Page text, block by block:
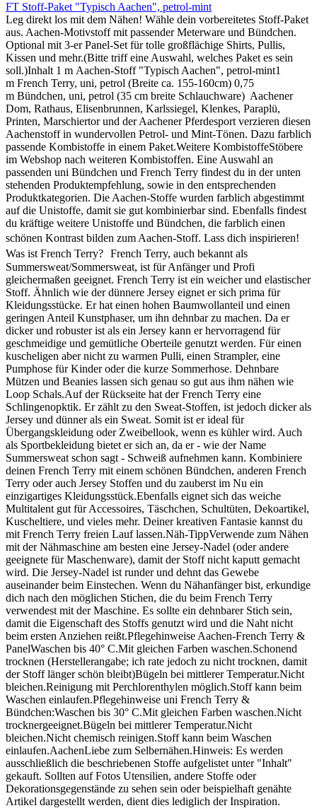
FT Stoff-Paket "Typisch Aachen", petrol-mint
Leg direkt los mit dem Nähen! Wähle dein vorbereitetes Stoff-Paket
aus. Aachen-Motivstoff mit passender Meterware und Bündchen.
Optional mit 3-er Panel-Set für tolle großflächige Shirts, Pullis,
Kissen und mehr.(Bitte triff eine Auswahl, welches Paket es sein
soll.)Inhalt 1 m Aachen-Stoff "Typisch Aachen", petrol-mint1
m French Terry, uni, petrol (Breite ca. 155-160cm) 0,75
m Bündchen, uni, petrol (35 cm breite Schlauchware) Aachener
Dom, Rathaus, Elisenbrunnen, Karlssiegel, Klenkes, Paraplü,
Printen, Marschiertor und der Aachener Pferdesport verzieren diesen
Aachenstoff in wundervollen Petrol- und Mint-Tönen. Dazu farblich
passende Kombistoffe in einem Paket.Weitere KombistoffeStöbere
im Webshop nach weiteren Kombistoffen. Eine Auswahl an
passenden uni Bündchen und French Terry findest du in der unten
stehenden Produktempfehlung, sowie in den entsprechenden
Produktkategorien. Die Aachen-Stoffe wurden farblich abgestimmt
auf die Unistoffe, damit sie gut kombinierbar sind. Ebenfalls findest
du kräftige weitere Unistoffe und Bündchen, die farblich einen
schönen Kontrast bilden zum Aachen-Stoff. Lass dich inspirieren!
Was ist French Terry? French Terry, auch bekannt als
Summersweat/Sommersweat, ist für Anfänger und Profi
gleichermaßen geeignet. French Terry ist ein weicher und elastischer
Stoff. Ähnlich wie der dünnere Jersey eignet er sich prima für
Kleidungsstücke. Er hat einen hohen Baumwollanteil und einen
geringen Anteil Kunstphaser, um ihn dehnbar zu machen. Da er
dicker und robuster ist als ein Jersey kann er hervorragend für
geschmeidige und gemütliche Oberteile genutzt werden. Für einen
kuscheligen aber nicht zu warmen Pulli, einen Strampler, eine
Pumphose für Kinder oder die kurze Sommerhose. Dehnbare
Mützen und Beanies lassen sich genau so gut aus ihm nähen wie
Loop Schals.Auf der Rückseite hat der French Terry eine
Schlingenopktik. Er zählt zu den Sweat-Stoffen, ist jedoch dicker als
Jersey und dünner als ein Sweat. Somit ist er ideal für
Übergangskleidung oder Zweibellook, wenn es kühler wird. Auch
als Sportbekleidung bietet er sich an, da er - wie der Name
Summersweat schon sagt - Schweiß aufnehmen kann. Kombiniere
deinen French Terry mit einem schönen Bündchen, anderen French
Terry oder auch Jersey Stoffen und du zauberst im Nu ein
einzigartiges Kleidungsstück.Ebenfalls eignet sich das weiche
Multitalent gut für Accessoires, Täschchen, Schultüten, Dekoartikel,
Kuscheltiere, und vieles mehr. Deiner kreativen Fantasie kannst du
mit French Terry freien Lauf lassen.Näh-TippVerwende zum Nähen
mit der Nähmaschine am besten eine Jersey-Nadel (oder andere
geeignete für Maschenware), damit der Stoff nicht kaputt gemacht
wird. Die Jersey-Nadel ist runder und dehnt das Gewebe
auseinander beim Einstechen. Wenn du Nähanfänger bist, erkundige
dich nach den möglichen Stichen, die du beim French Terry
verwendest mit der Maschine. Es sollte ein dehnbarer Stich sein,
damit die Eigenschaft des Stoffs genutzt wird und die Naht nicht
beim ersten Anziehen reißt.Pflegehinweise Aachen-French Terry &
PanelWaschen bis 40° C.Mit gleichen Farben waschen.Schonend
trocknen (Herstellerangabe; ich rate jedoch zu nicht trocknen, damit
der Stoff länger schön bleibt)Bügeln bei mittlerer Temperatur.Nicht
bleichen.Reinigung mit Perchlorenthylen möglich.Stoff kann beim
Waschen einlaufen.Pflegehinweise uni French Terry &
Bündchen:Waschen bis 30° C.Mit gleichen Farben waschen.Nicht
trocknergeeignet.Bügeln bei mittlerer Temperatur.Nicht
bleichen.Nicht chemisch reinigen.Stoff kann beim Waschen
einlaufen.AachenLiebe zum Selbernähen.Hinweis: Es werden
ausschließlich die beschriebenen Stoffe aufgelistet unter "Inhalt"
gekauft. Sollten auf Fotos Utensilien, andere Stoffe oder
Dekorationsgegenstände zu sehen sein oder beispielhaft genähte
Artikel dargestellt werden, dient dies lediglich der Inspiration.